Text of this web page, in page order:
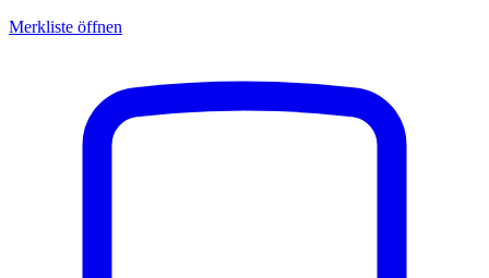
Merkliste öffnen